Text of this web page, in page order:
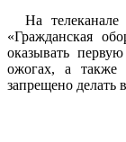
На
«Гражданская
оказывать
ожогах, а также
запрещено делать